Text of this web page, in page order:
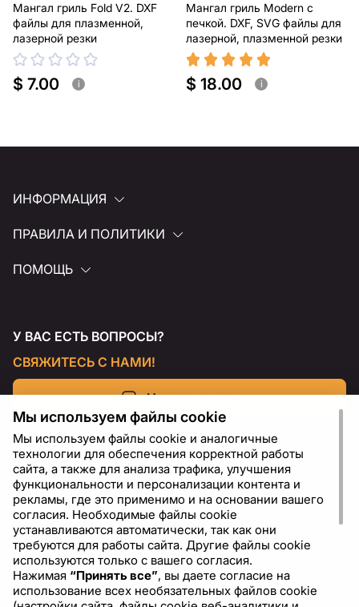
Мангал гриль Fold V2. DXF
файлы для плазменной,
лазерной резки
$ 7.00 i
Мангал гриль Modern с
печкой. DXF, SVG файлы для
лазерной, плазменной резки
$ 18.00 i
ИНФОРМАЦИЯ
ПРАВИЛА И ПОЛИТИКИ
ПОМОЩЬ
У ВАС ЕСТЬ ВОПРОСЫ?
СВЯЖИТЕСЬ С НАМИ!
Напишите нам
RU USD - US Dollar ($)
Мы используем файлы cookie
Мы используем файлы cookie и аналогичные
технологии для обеспечения корректной работы
сайта, а также для анализа трафика, улучшения
функциональности и персонализации контента и
рекламы, где это применимо и на основании вашего
согласия. Необходимые файлы cookie
устанавливаются автоматически, так как они
требуются для работы сайта. Другие файлы cookie
используются только с вашего согласия.
Нажимая “Принять все”, вы даете согласие на
использование всех необязательных файлов cookie